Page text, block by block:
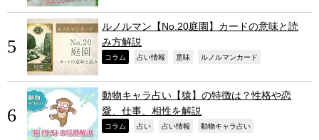
ルノルマン【No.20庭園】カードの意味と読
み方解説
コラム 占い情報 意味 ルノルマンカード
動物キャラ占い【猿】の特徴は？性格や恋
愛、仕事、相性を解説
コラム 占い 占い情報 動物キャラ占い